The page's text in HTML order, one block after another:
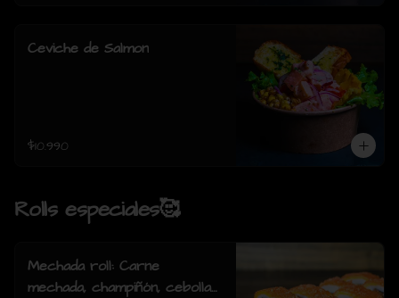
Ceviche de Salmon
$10.990
Rolls especiales🥰
Mechada roll: Carne
mechada, champiñón, cebolla